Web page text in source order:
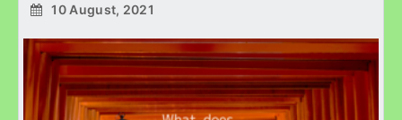
10 August, 2021